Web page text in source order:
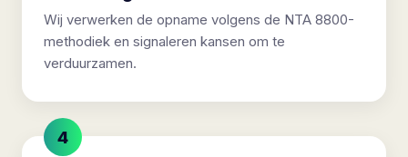
Wij verwerken de opname volgens de NTA 8800-
methodiek en signaleren kansen om te
verduurzamen.